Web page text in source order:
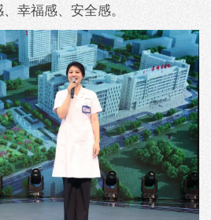
幸福感、安全感。